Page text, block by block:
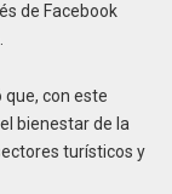
de Facebook
con este
bienestar de la
turísticos y